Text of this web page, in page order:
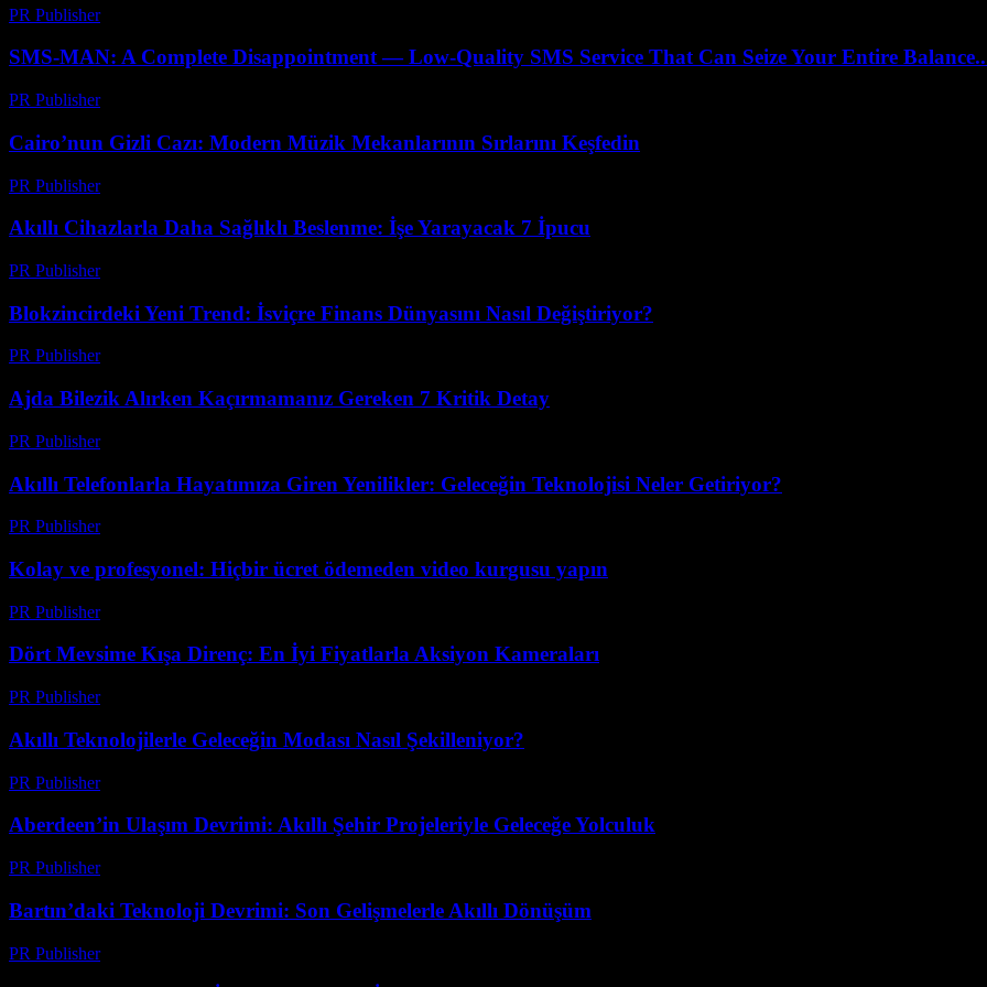
PR Publisher-
SMS-MAN: A Complete Disappointment — Low-Quality SMS Service That Can Seize Your Entire
PR Publisher-
Cairo’nun Gizli Cazı: Modern Müzik Mekanlarının Sırlarını Keşfedin
PR Publisher-
Akıllı Cihazlarla Daha Sağlıklı Beslenme: İşe Yarayacak 7 İpucu
PR Publisher-
Blokzincirdeki Yeni Trend: İsviçre Finans Dünyasını Nasıl Değiştiriyor?
PR Publisher-
Ajda Bilezik Alırken Kaçırmamanız Gereken 7 Kritik Detay
PR Publisher-
Akıllı Telefonlarla Hayatımıza Giren Yenilikler: Geleceğin Teknolojisi Neler Getiriyor?
PR Publisher-
Kolay ve profesyonel: Hiçbir ücret ödemeden video kurgusu yapın
PR Publisher-
Dört Mevsime Kışa Direnç: En İyi Fiyatlarla Aksiyon Kameraları
PR Publisher-
Akıllı Teknolojilerle Geleceğin Modası Nasıl Şekilleniyor?
PR Publisher-
Aberdeen’in Ulaşım Devrimi: Akıllı Şehir Projeleriyle Geleceğe Yolculuk
PR Publisher-
Bartın’daki Teknoloji Devrimi: Son Gelişmelerle Akıllı Dönüşüm
PR Publisher-